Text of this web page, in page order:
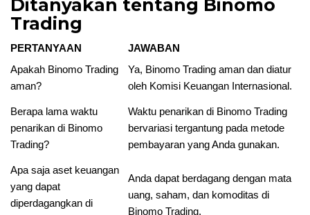
Ditanyakan tentang Binomo
Trading
PERTANYAAN
JAWABAN
Apakah Binomo Trading
aman?
Ya, Binomo Trading aman dan diatur
oleh Komisi Keuangan Internasional.
Berapa lama waktu
penarikan di Binomo
Trading?
Waktu penarikan di Binomo Trading
bervariasi tergantung pada metode
pembayaran yang Anda gunakan.
Apa saja aset keuangan
yang dapat
diperdagangkan di
Anda dapat berdagang dengan mata
uang, saham, dan komoditas di
Binomo Trading.